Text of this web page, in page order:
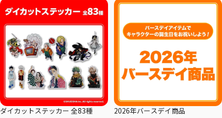
ダイカットステッカー 全83種 2026年バースデイ商品